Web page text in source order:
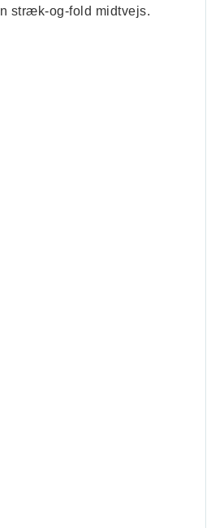
stræk-og-fold midtvejs.